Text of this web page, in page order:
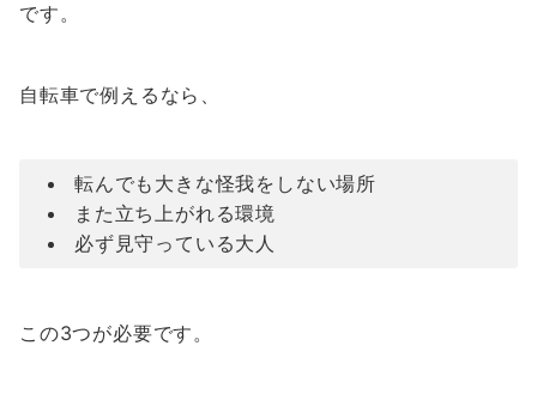
です。
自転車で例えるなら、
転んでも大きな怪我をしない場所
また立ち上がれる環境
必ず見守っている大人
この3つが必要です。